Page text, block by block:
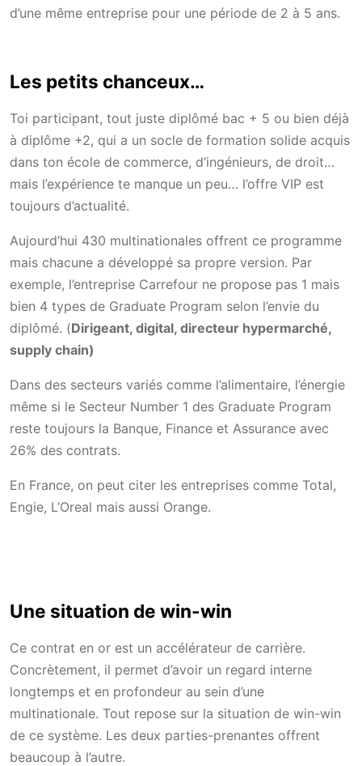
d’une même entreprise pour une période de 2 à 5 ans.
Les petits chanceux…
Toi participant, tout juste diplômé bac + 5 ou bien déjà
à diplôme +2, qui a un socle de formation solide acquis
dans ton école de commerce, d’ingénieurs, de droit…
mais l’expérience te manque un peu… l’offre VIP est
toujours d’actualité.
Aujourd’hui 430 multinationales offrent ce programme
mais chacune a développé sa propre version. Par
exemple, l’entreprise Carrefour ne propose pas 1 mais
bien 4 types de Graduate Program selon l’envie du
diplômé. (Dirigeant, digital, directeur hypermarché,
supply chain)
Dans des secteurs variés comme l’alimentaire, l’énergie
même si le Secteur Number 1 des Graduate Program
reste toujours la Banque, Finance et Assurance avec
26% des contrats.
En France, on peut citer les entreprises comme Total,
Engie, L’Oreal mais aussi Orange.
Une situation de win-win
Ce contrat en or est un accélérateur de carrière.
Concrètement, il permet d’avoir un regard interne
longtemps et en profondeur au sein d’une
multinationale. Tout repose sur la situation de win-win
de ce système. Les deux parties-prenantes offrent
beaucoup à l’autre.